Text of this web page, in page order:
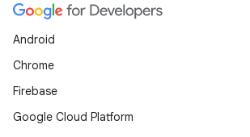
Android
Chrome
Firebase
Google Cloud Platform